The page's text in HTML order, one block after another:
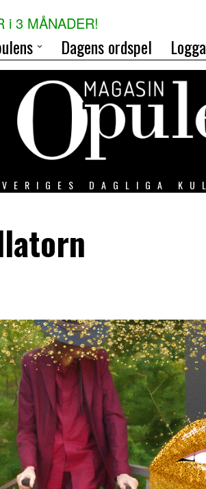
i 3 MÅNADER!
Dagens ordspel
DAGLIGA